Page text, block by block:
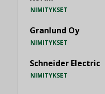
NIMITYKSET
Granlund Oy
NIMITYKSET
Schneider Electric
NIMITYKSET